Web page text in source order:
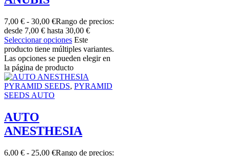
7,00 € - 30,00 €Rango de precios:
desde 7,00 € hasta 30,00 €
Seleccionar opciones Este
producto tiene múltiples variantes.
Las opciones se pueden elegir en
la página de producto
PYRAMID SEEDS, PYRAMID
SEEDS AUTO
AUTO
ANESTHESIA
6,00 € - 25,00 €Rango de precios: